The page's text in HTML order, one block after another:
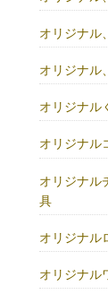
オリジナル
オリジナル
オリジナル
オリジナル
オリジナル
具
オリジナル
オリジナル